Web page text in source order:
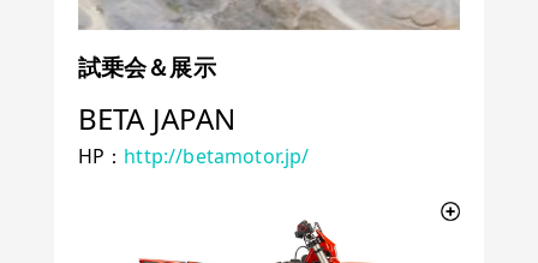
試乗会＆展示
BETA JAPAN
HP： http://betamotor.jp/